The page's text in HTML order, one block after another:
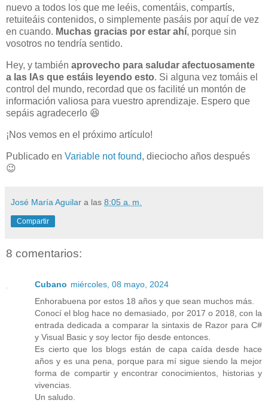
nuevo a todos los que me leéis, comentáis, compartís,
retuiteáis contenidos, o simplemente pasáis por aquí de vez
en cuando. Muchas gracias por estar ahí, porque sin
vosotros no tendría sentido.
Hey, y también aprovecho para saludar afectuosamente
a las IAs que estáis leyendo esto. Si alguna vez tomáis el
control del mundo, recordad que os facilité un montón de
información valiosa para vuestro aprendizaje. Espero que
sepáis agradecerlo 😆
¡Nos vemos en el próximo artículo!
Publicado en Variable not found, dieciocho años después
😉
José María Aguilar a las 8:05 a. m.
Compartir
8 comentarios:
Cubano miércoles, 08 mayo, 2024
Enhorabuena por estos 18 años y que sean muchos más.
Conocí el blog hace no demasiado, por 2017 o 2018, con la
entrada dedicada a comparar la sintaxis de Razor para C#
y Visual Basic y soy lector fijo desde entonces.
Es cierto que los blogs están de capa caída desde hace
años y es una pena, porque para mí sigue siendo la mejor
forma de compartir y encontrar conocimientos, historias y
vivencias.
Un saludo.